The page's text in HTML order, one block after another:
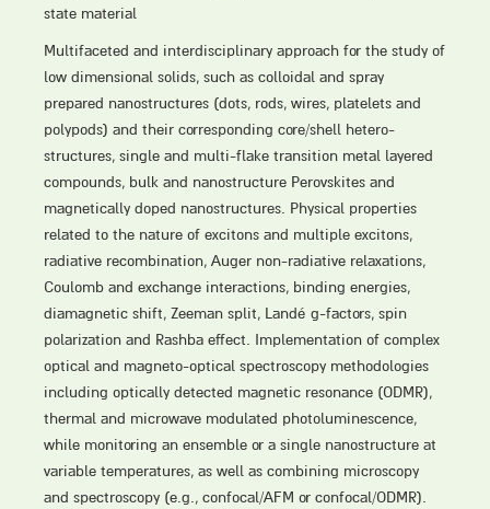
state material
Multifaceted and interdisciplinary approach for the study of
low dimensional solids, such as colloidal and spray
prepared nanostructures (dots, rods, wires, platelets and
polypods) and their corresponding core/shell hetero-
structures, single and multi-flake transition metal layered
compounds, bulk and nanostructure Perovskites and
magnetically doped nanostructures. Physical properties
related to the nature of excitons and multiple excitons,
radiative recombination, Auger non-radiative relaxations,
Coulomb and exchange interactions, binding energies,
diamagnetic shift, Zeeman split, Landé g-factors, spin
polarization and Rashba effect. Implementation of complex
optical and magneto-optical spectroscopy methodologies
including optically detected magnetic resonance (ODMR),
thermal and microwave modulated photoluminescence,
while monitoring an ensemble or a single nanostructure at
variable temperatures, as well as combining microscopy
and spectroscopy (e.g., confocal/AFM or confocal/ODMR).